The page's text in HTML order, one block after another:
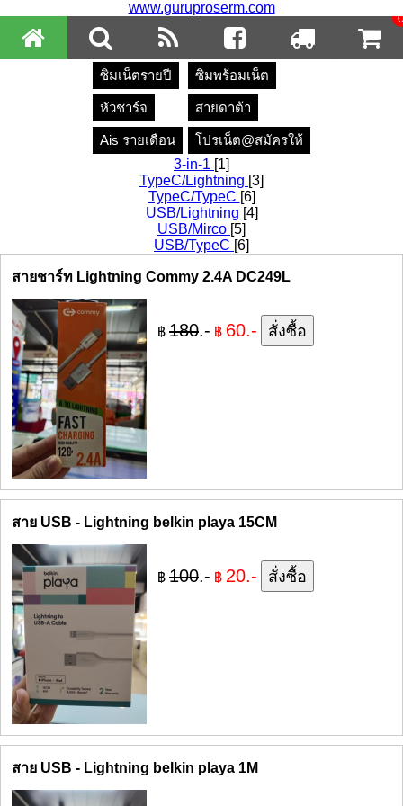
www.guruproserm.com
ซิมเน็ตรายปี ซิมพร้อมเน็ต
หัวชาร์จ สายดาต้า
Ais รายเดือน
โปรเน็ต@สมัครให้
3-in-1 [1]
TypeC/Lightning [3]
TypeC/TypeC [6]
USB/Lightning [4]
USB/Mirco [5]
USB/TypeC [6]
สายชาร์ท Lightning Commy 2.4A DC249L
฿ 180.- ฿ 60.-
สาย USB - Lightning belkin playa 15CM
฿ 100.- ฿ 20.-
สาย USB - Lightning belkin playa 1M